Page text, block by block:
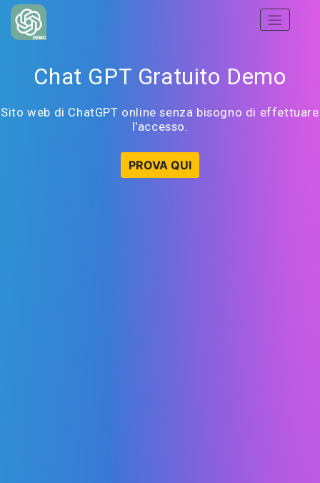
Chat GPT Gratuito Demo
Sito web di ChatGPT online senza bisogno di effettuare
l'accesso.
PROVA QUI